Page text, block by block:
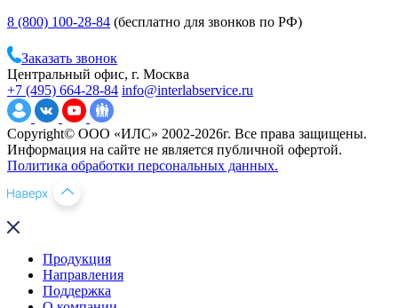
8 (800) 100-28-84 (бесплатно для звонков по РФ)
Заказать звонок
Центральный офис, г. Москва
+7 (495) 664-28-84 info@interlabservice.ru
Copyright© ООО «ИЛС» 2002-2026г. Все права защищены.
Информация на сайте не является публичной офертой.
Политика обработки персональных данных.
Продукция
Направления
Поддержка